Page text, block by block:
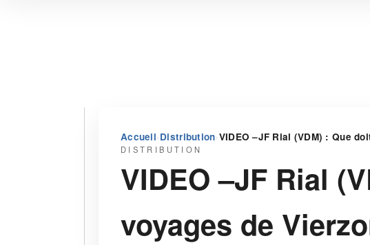
Accueil›Distribution›VIDEO –JF Rial (VDM) : Que
DISTRIBUTION
VIDEO –JF Rial
voyages de